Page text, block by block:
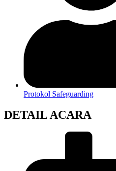
Protokol Safeguarding
DETAIL ACARA